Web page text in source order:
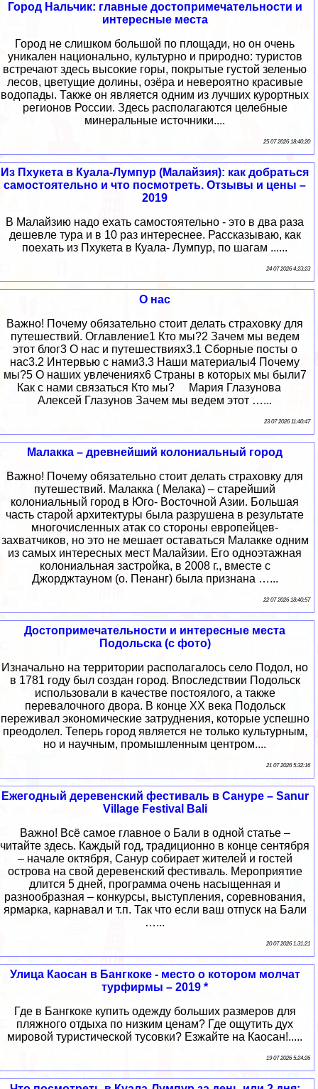
Город Нальчик: главные достопримечательности и
интересные места
Город не слишком большой по площади, но он очень
уникален национально, культурно и природно: туристов
встречают здесь высокие горы, покрытые густой зеленью
лесов, цветущие долины, озёра и невероятно красивые
водопады. Также он является одним из лучших курортных
регионов России. Здесь располагаются целебные
минеральные источники....
25 07 2026 18:40:20
Из Пхукета в Куала-Лумпур (Малайзия): как добраться
самостоятельно и что посмотреть. Отзывы и цены –
2019
В Малайзию надо ехать самостоятельно - это в два раза
дешевле тура и в 10 раз интереснее. Рассказываю, как
поехать из Пхукета в Куала- Лумпур, по шагам ......
24 07 2026 4:23:23
О нас
Важно! Почему обязательно стоит делать страховку для
путешествий. Оглавление1 Кто мы?2 Зачем мы ведем
этот блог3 О нас и путешествиях3.1 Сборные посты о
нас3.2 Интервью с нами3.3 Наши материалы4 Почему
мы?5 О наших увлечениях6 Страны в которых мы были7
Как с нами связаться Кто мы? Мария Глазунова
Алексей Глазунов Зачем мы ведем этот …...
23 07 2026 11:40:47
Малакка – древнейший колониальный город
Важно! Почему обязательно стоит делать страховку для
путешествий. Малакка ( Мелака) – старейший
колониальный город в Юго- Восточной Азии. Большая
часть старой архитектуры была разрушена в результате
многочисленных атак со стороны европейцев-
захватчиков, но это не мешает оставаться Малакке одним
из самых интересных мест Малайзии. Его одноэтажная
колониальная застройка, в 2008 г., вместе с
Джорджтауном (о. Пенанг) была признана …...
22 07 2026 18:40:57
Достопримечательности и интересные места
Подольска (с фото)
Изначально на территории располагалось село Подол, но
в 1781 году был создан город. Впоследствии Подольск
использовали в качестве постоялого, а также
перевалочного двора. В конце XX века Подольск
переживал экономические затруднения, которые успешно
преодолел. Теперь город является не только культурным,
но и научным, промышленным центром....
21 07 2026 5:32:16
Ежегодный деревенский фестиваль в Сануре – Sanur
Village Festival Bali
Важно! Всё самое главное о Бали в одной статье –
читайте здесь. Каждый год, традиционно в конце сентября
– начале октября, Санур собирает жителей и гостей
острова на свой деревенский фестиваль. Мероприятие
длится 5 дней, программа очень насыщенная и
разнообразная – конкурсы, выступления, соревнования,
ярмарка, карнавал и т.п. Так что если ваш отпуск на Бали
…...
20 07 2026 1:31:21
Улица Каосан в Бангкоке - место о котором молчат
турфирмы – 2019 *
Где в Бангкоке купить одежду больших размеров для
пляжного отдыха по низким ценам? Где ощутить дух
мировой туристической тусовки? Езжайте на Каосан!.....
19 07 2026 5:24:26